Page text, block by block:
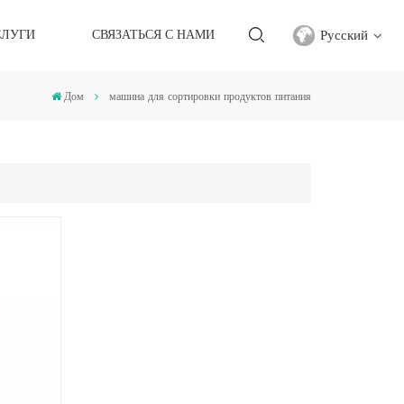
СВЯЗАТЬСЯ С НАМИ Русский
Дом машина для сортировки продуктов питания